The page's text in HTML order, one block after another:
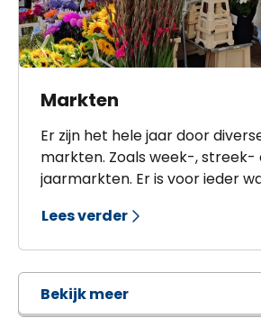
Markten
Er zijn het hele jaar door
markten. Zoals week-, streek-
jaarmarkten. Er is voor ieder
gezelligheid.
Lees verder
Bekijk meer